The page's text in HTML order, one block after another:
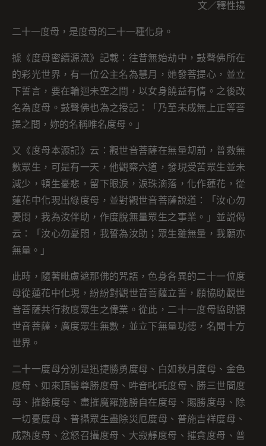
文／釋性揚
二十一度母，是度母的二十一種化身。
據《度母密續源流》記載：往昔無始劫中，鼓聲佛所在
的彩光世界，有一位公主名為慧月，她發菩提心，並立
下誓言，要在輪迴未空之間，以女身饒益有情。之後改
名為度母。鼓聲佛也為之授記：「乃至未成無上正等菩
提之間，妳的名稱唯名度母。」
又《度母本源記》云：觀世音菩薩在無量刧前，普救無
數眾生，可是有一天，他觀察六道，發現受苦眾生並未
減少，頓生憂悲，留下眼淚，淚珠滴落，化作蓮花，從
蓮花中化現出綠度母，並對觀世音菩薩說道：「汝心勿
憂悶，我為汝伴助，作度脫無量眾生之事業。」並説偈
云：「汝心勿憂悶，我誓為汝助；眾生雖無量，我願亦
無量。」
此時，隨著毗盧遮那佛的咒語，色身各異的二十一位度
母從蓮花中化現，紛紛對觀世音菩薩立誓，願協助觀世
音菩薩共行救度眾生之偉業。從此，二十一度母協助觀
世音菩薩，廣度眾生無數，並立下無量功德，名聞十方
世界。
二十一度母分別是迅捷勝勇度母、白如秋月度母、金色
度母、如來頂髻尊勝度母、吽音叱吒度母、勝三世間度
母、摧餘度母、盡摧魔羅施勝自在度母、賜勝度母、除
一切憂度母、普攝眾生盡除災厄度母、普施吉祥度母、
成熟度母、忿怒召攝度母、大寂靜度母、摧貪度母、普